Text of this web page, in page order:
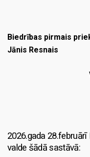
Biedrības pirmais
Jānis Resnais
2026.gada 28.februārī
valde šādā sastāvā: